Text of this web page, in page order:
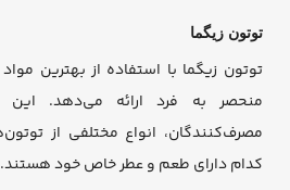
توتون زیگما
توتون زیگما با استفاده از بهترین
منحصر به فرد ارائه می‌دهد. این
مصرف‌کنندگان، انواع مختلفی از
کدام دارای طعم و عطر خاص خود هستند.